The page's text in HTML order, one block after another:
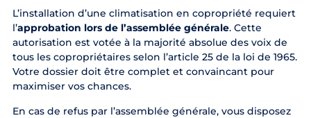
L’installation d’une climatisation en copropriété requiert
l’approbation lors de l’assemblée générale. Cette
autorisation est votée à la majorité absolue des voix de
tous les copropriétaires selon l’article 25 de la loi de 1965.
Votre dossier doit être complet et convaincant pour
maximiser vos chances.
En cas de refus par l’assemblée générale, vous disposez